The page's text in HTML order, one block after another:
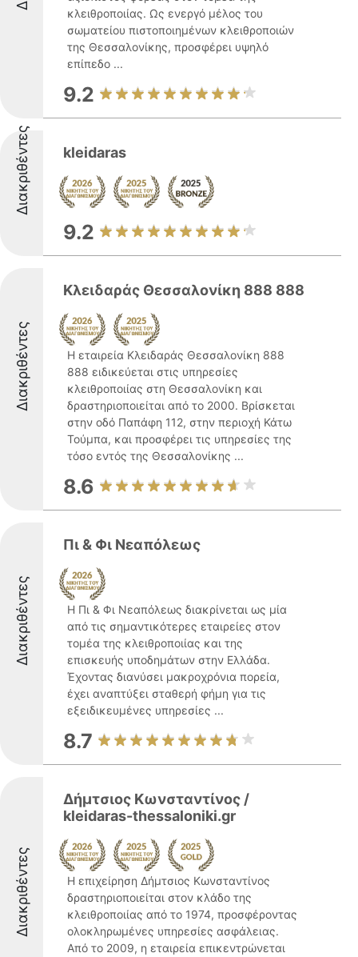
κλειθροποιίας. Ως ενεργό μέλος του
σωματείου πιστοποιημένων κλειθροποιών
της Θεσσαλονίκης, προσφέρει υψηλό
επίπεδο ...
9.2
Διακριθέντες kleidaras
9.2
Διακριθέντες
Κλειδαράς Θεσσαλονίκη 888 888
Η εταιρεία Κλειδαράς Θεσσαλονίκη 888
888 ειδικεύεται στις υπηρεσίες
κλειθροποιίας στη Θεσσαλονίκη και
δραστηριοποιείται από το 2000. Βρίσκεται
στην οδό Παπάφη 112, στην περιοχή Κάτω
Τούμπα, και προσφέρει τις υπηρεσίες της
τόσο εντός της Θεσσαλονίκης ...
8.6
Διακριθέντες
Πι & Φι Νεαπόλεως
Η Πι & Φι Νεαπόλεως διακρίνεται ως μία
από τις σημαντικότερες εταιρείες στον
τομέα της κλειθροποιίας και της
επισκευής υποδημάτων στην Ελλάδα.
Έχοντας διανύσει μακροχρόνια πορεία,
έχει αναπτύξει σταθερή φήμη για τις
εξειδικευμένες υπηρεσίες ...
8.7
Διακριθέντες
Δήμτσιος Κωνσταντίνος /
kleidaras-thessaloniki.gr
Η επιχείρηση Δήμτσιος Κωνσταντίνος
δραστηριοποιείται στον κλάδο της
κλειθροποιίας από το 1974, προσφέροντας
ολοκληρωμένες υπηρεσίες ασφάλειας.
Από το 2009, η εταιρεία επικεντρώνεται